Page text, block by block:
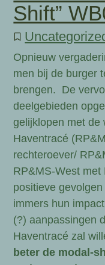
Shift”
Opnieuw
men bij de burger
brengen. De
deelgebieden
gelijklopen met de
Haventracé
rechteroever/
RP&MS-West met
positieve
immers hun
(?) aanpassingen
Haventracé zal
beter de modal-